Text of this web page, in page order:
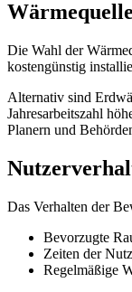
Die Wahl der
kostengünstig
Alternativ sind
Jahresarbeitszahl
Planern und
Das Verhalten der
Bevorzugte
Zeiten der
Regelmäßige